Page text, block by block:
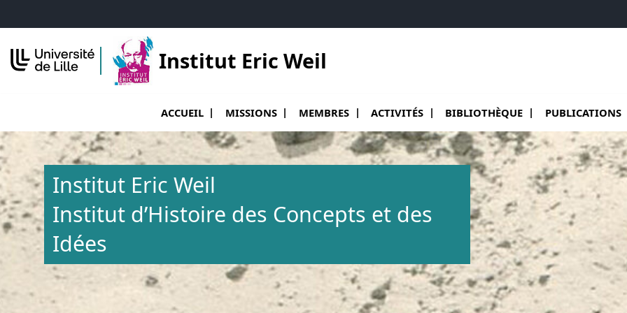
Institut Eric Weil
ACCUEIL MISSIONS MEMBRES ACTIVITÉS BIBLIOTHÈQUE PUBLICATIONS
Institut Eric Weil
Institut d’Histoire des Concepts et des
Idées